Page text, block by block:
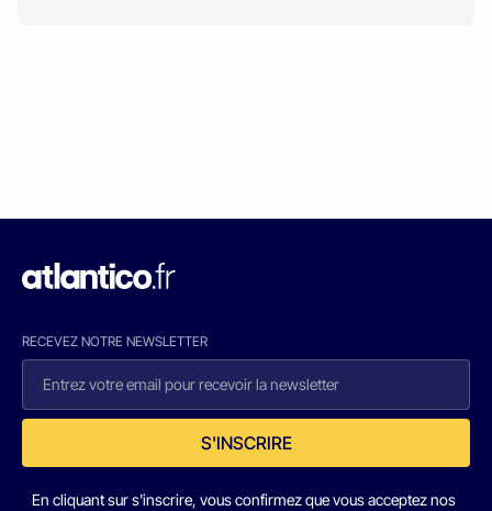
RECEVEZ NOTRE NEWSLETTER
S'INSCRIRE
En cliquant sur s'inscrire, vous confirmez que vous acceptez nos